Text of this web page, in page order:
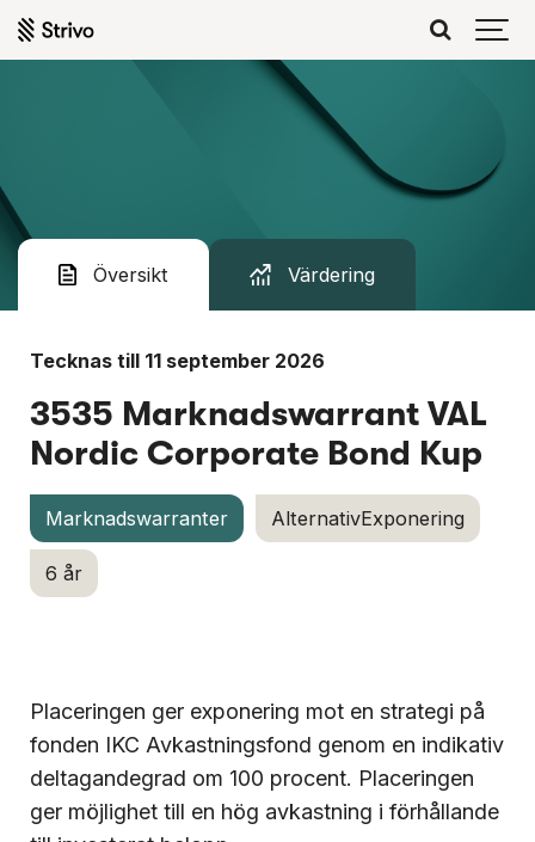
Översikt Värdering
Tecknas till 11 september 2026
3535 Marknadswarrant VAL
Nordic Corporate Bond Kup
Marknadswarranter AlternativExponering
6 år
Placeringen ger exponering mot en strategi på
fonden IKC Avkastningsfond genom en indikativ
deltagandegrad om 100 procent. Placeringen
ger möjlighet till en hög avkastning i förhållande